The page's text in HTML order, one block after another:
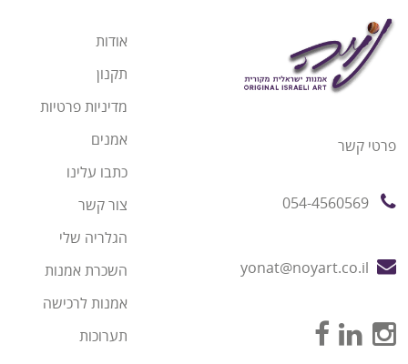
פרטי קשר
054-4560569
yonat@noyart.co.il
אודות
תקנון
מדיניות פרטיות
אמנים
כתבו עלינו
צור קשר
הגלריה שלי
השכרת אמנות
אמנות לרכישה
תערוכות